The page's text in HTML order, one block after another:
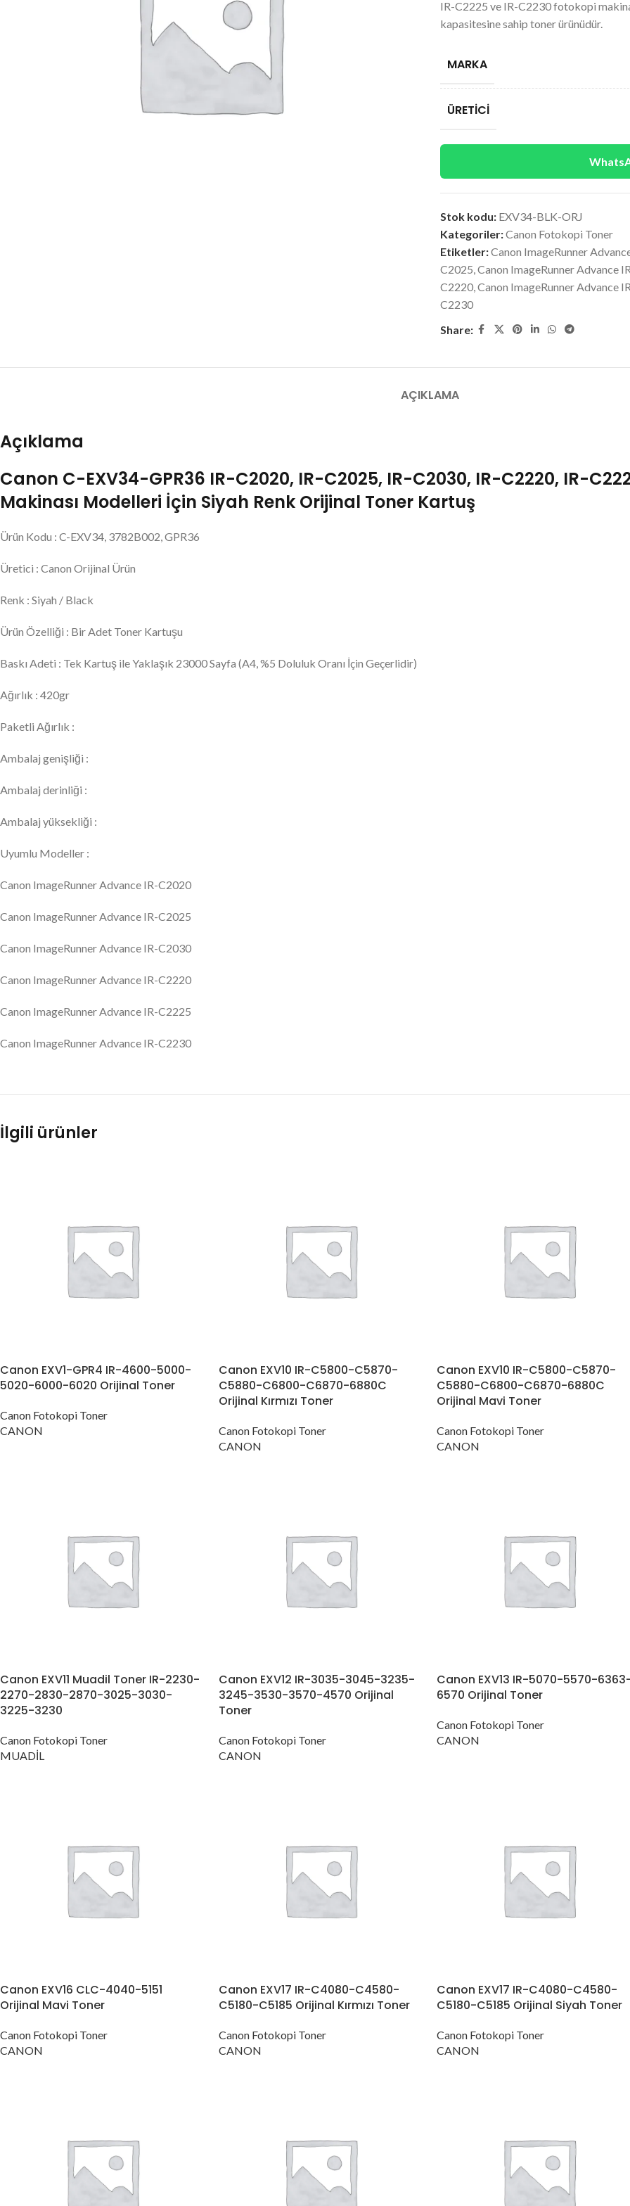
IR-C2225 ve IR-C2230 fotokopi
kapasitesine sahip toner ürünüdür.
MARKA
ÜRETICI
Stok kodu: EXV34-BLK-ORJ
Kategoriler:Canon Fotokopi Toner
Etiketler:Canon ImageRunner
C2025,Canon ImageRunner Advance
C2220,Canon ImageRunner Advance
C2230
Share:
AÇIKLAMA
Açıklama
Canon C-EXV34-GPR36 IR-C2020, IR-C2025, IR-C2030, IR-C2220, IR-
Makinası Modelleri İçin Siyah Renk Orijinal Toner Kartuş
Ürün Kodu : C-EXV34, 3782B002, GPR36
Üretici : Canon Orijinal Ürün
Renk : Siyah / Black
Ürün Özelliği : Bir Adet Toner Kartuşu
Baskı Adeti : Tek Kartuş ile Yaklaşık 23000 Sayfa (A4, %5 Doluluk Oranı İçin Geçerlidir)
Ağırlık : 420gr
Paketli Ağırlık :
Ambalaj genişliği :
Ambalaj derinliği :
Ambalaj yüksekliği :
Uyumlu Modeller :
Canon ImageRunner Advance IR-C2020
Canon ImageRunner Advance IR-C2025
Canon ImageRunner Advance IR-C2030
Canon ImageRunner Advance IR-C2220
Canon ImageRunner Advance IR-C2225
Canon ImageRunner Advance IR-C2230
İlgili ürünler
Canon EXV1-GPR4 IR-4600-5000-
5020-6000-6020 Orijinal Toner
Canon Fotokopi Toner
CANON
Canon EXV10 IR-C5800-C5870-
C5880-C6800-C6870-6880C
Orijinal Kırmızı Toner
Canon Fotokopi Toner
CANON
Canon EXV10 IR-C5800-C5870-
C5880-C6800-C6870-6880C
Orijinal Mavi Toner
Canon Fotokopi Toner
CANON
Canon EXV11 Muadil Toner IR-2230-
2270-2830-2870-3025-3030-
3225-3230
Canon Fotokopi Toner
MUADİL
Canon EXV12 IR-3035-3045-3235-
3245-3530-3570-4570 Orijinal
Toner
Canon Fotokopi Toner
CANON
Canon EXV13 IR-5070-5570-
6570 Orijinal Toner
Canon Fotokopi Toner
CANON
Canon EXV16 CLC-4040-5151
Orijinal Mavi Toner
Canon Fotokopi Toner
CANON
Canon EXV17 IR-C4080-C4580-
C5180-C5185 Orijinal Kırmızı Toner
Canon Fotokopi Toner
CANON
Canon EXV17 IR-C4080-C4580-
C5180-C5185 Orijinal Siyah Toner
Canon Fotokopi Toner
CANON